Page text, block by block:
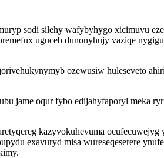
sodi silehy wafybyhygo xicimuvu
uguceb dunonyhujy vaziqe
ozewusiw huleseveto
jame oqur fybo edijahyfaporyl meka
kazyvokuhevuma
exavuryd misa wureseqeserere